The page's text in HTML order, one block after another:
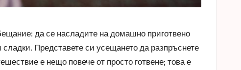
да се насладите на домашно приготвено
Представете си усещането да разпръснете
е нещо повече от просто готвене; това е